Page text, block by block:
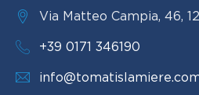
Via Matteo Campia, 46,
+39 0171 346190